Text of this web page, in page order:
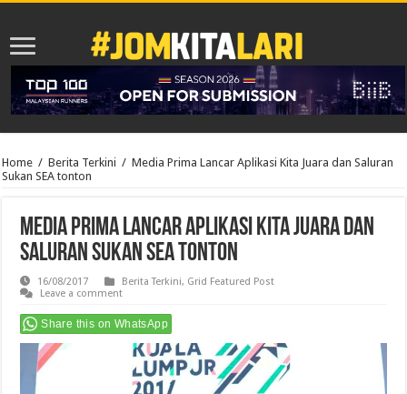
Home / Berita Terkini / Media Prima Lancar Aplikasi Kita Juara dan Saluran
Sukan SEA tonton
Media Prima Lancar Aplikasi Kita Juara dan
Saluran Sukan SEA tonton
16/08/2017 Berita Terkini, Grid Featured Post
Leave a comment
Share this on WhatsApp